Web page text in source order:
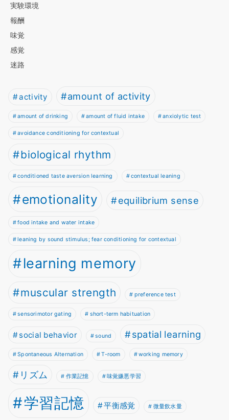
実験環境
報酬
味覚
感覚
迷路
activity amount of activity
amount of drinking amount of fluid intake anxiolytic test
avoidance conditioning for contextual
biological rhythm
conditioned taste aversion learning contextual leaning
emotionality equilibrium sense
food intake and water intake
leaning by sound stimulus; fear conditioning for contextual
learning memory
muscular strength preference test
sensorimotor gating short-term habituation
social behavior sound spatial learning
Spontaneous Alternation T-room working memory
リズム 作業記憶 味覚嫌悪学習
学習記憶 平衡感覚 微量飲水量